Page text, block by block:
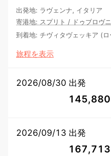
出発地: ラヴェンナ, イタリア
寄港地: スプリト / ドゥブロヴ
到着地: チヴィタヴェッキア (
旅程を表示
2026/08/30 出発
145,880
2026/09/13 出発
167,713